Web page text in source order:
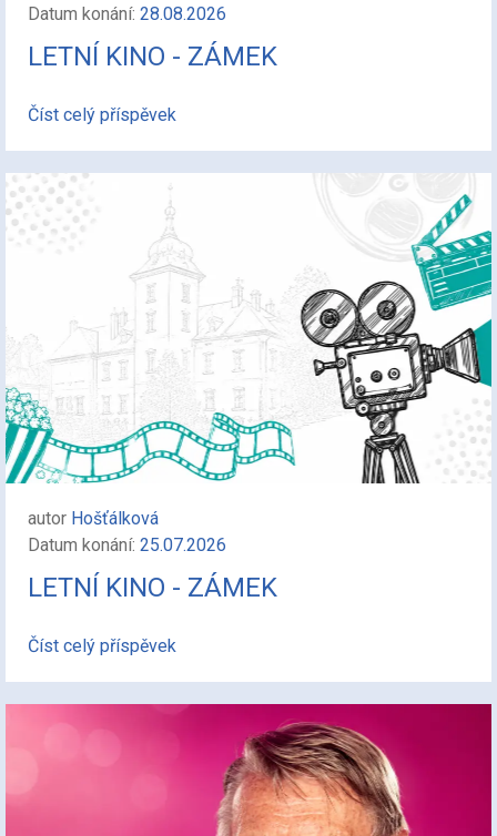
Datum konání: 28.08.2026
LETNÍ KINO - ZÁMEK
Číst celý příspěvek
autor Hošťálková
Datum konání: 25.07.2026
LETNÍ KINO - ZÁMEK
Číst celý příspěvek